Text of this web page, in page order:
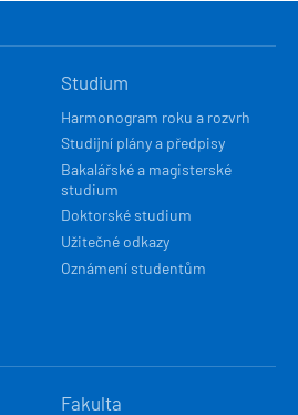
Studium
Harmonogram roku a rozvrh
Studijní plány a předpisy
Bakalářské a magisterské
studium
Doktorské studium
Užitečné odkazy
Oznámení studentům
Fakulta